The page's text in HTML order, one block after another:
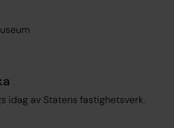
idag av Statens fastighetsverk.